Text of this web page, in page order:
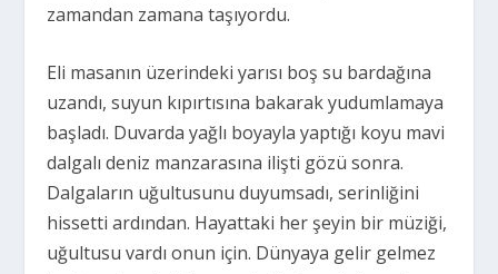
zamandan zamana taşıyordu.
Eli masanın üzerindeki yarısı boş su bardağına
uzandı, suyun kıpırtısına bakarak yudumlamaya
başladı. Duvarda yağlı boyayla yaptığı koyu mavi
dalgalı deniz manzarasına ilişti gözü sonra.
Dalgaların uğultusunu duyumsadı, serinliğini
hissetti ardından. Hayattaki her şeyin bir müziği,
uğultusu vardı onun için. Dünyaya gelir gelmez